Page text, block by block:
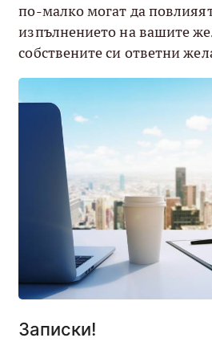
по-малко могат да
изпълнението на вашите
собствените си ответни
Записки!